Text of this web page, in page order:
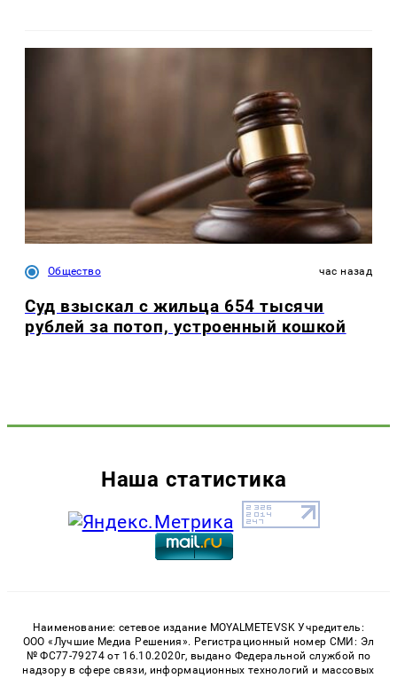
Общество час назад
Суд взыскал с жильца 654 тысячи
рублей за потоп, устроенный кошкой
Наша статистика
Наименование: сетевое издание MOYALMETEVSK Учредитель:
ООО «Лучшие Медиа Решения». Регистрационный номер СМИ: Эл
№ ФС77-79274 от 16.10.2020г, выдано Федеральной службой по
надзору в сфере связи, информационных технологий и массовых